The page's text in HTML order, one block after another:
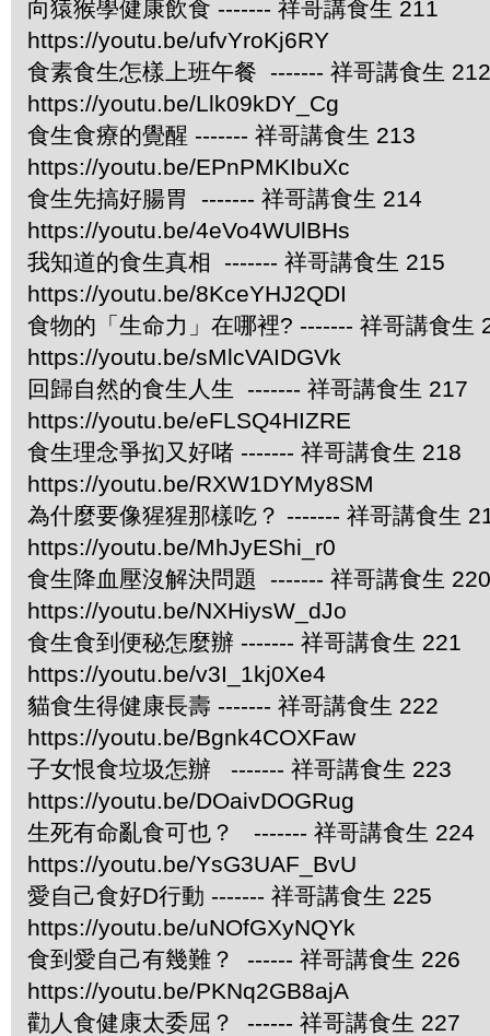
向猿猴學健康飲食 ------- 祥哥講食生 211
https://youtu.be/ufvYroKj6RY
食素食生怎樣上班午餐 ------- 祥哥講食生 212
https://youtu.be/Llk09kDY_Cg
食生食療的覺醒 ------- 祥哥講食生 213
https://youtu.be/EPnPMKIbuXc
食生先搞好腸胃 ------- 祥哥講食生 214
https://youtu.be/4eVo4WUlBHs
我知道的食生真相 ------- 祥哥講食生 215
https://youtu.be/8KceYHJ2QDI
食物的「生命力」在哪裡? ------- 祥哥講食生
https://youtu.be/sMlcVAIDGVk
回歸自然的食生人生 ------- 祥哥講食生 217
https://youtu.be/eFLSQ4HIZRE
食生理念爭抝又好啫 ------- 祥哥講食生 218
https://youtu.be/RXW1DYMy8SM
為什麼要像猩猩那樣吃？ ------- 祥哥講食生
https://youtu.be/MhJyEShi_r0
食生降血壓沒解決問題 ------- 祥哥講食生 220
https://youtu.be/NXHiysW_dJo
食生食到便秘怎麼辦 ------- 祥哥講食生 221
https://youtu.be/v3I_1kj0Xe4
貓食生得健康長壽 ------- 祥哥講食生 222
https://youtu.be/Bgnk4COXFaw
子女恨食垃圾怎辦 ------- 祥哥講食生 223
https://youtu.be/DOaivDOGRug
生死有命亂食可也？ ------- 祥哥講食生 224
https://youtu.be/YsG3UAF_BvU
愛自己食好D行動 ------- 祥哥講食生 225
https://youtu.be/uNOfGXyNQYk
食到愛自己有幾難？ ------ 祥哥講食生 226
https://youtu.be/PKNq2GB8ajA
勸人食健康太委屈？ ------ 祥哥講食生 227